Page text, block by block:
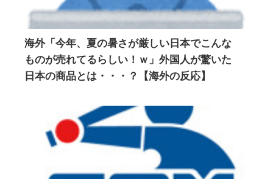
海外「今年、夏の暑さが厳しい日本でこんな
ものが売れてるらしい！ｗ」外国人が驚いた
日本の商品とは・・・？【海外の反応】